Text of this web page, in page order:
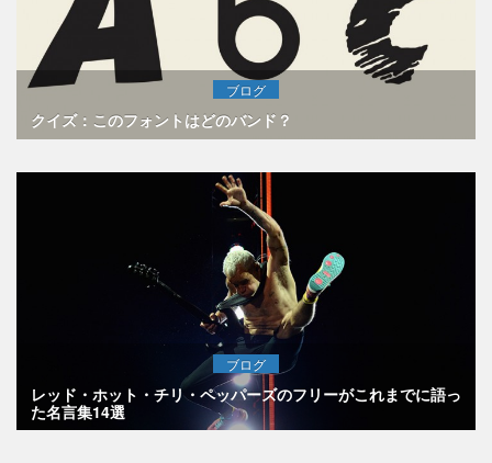
ブログ
クイズ：このフォントはどのバンド？
ブログ
レッド・ホット・チリ・ペッパーズのフリーがこれまでに語っ
た名言集14選